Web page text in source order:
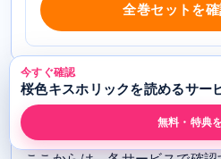
全巻セットを
桜色キスホリックを読め
今すぐ確認
桜色キスホリックを読めるサー
無料・特典